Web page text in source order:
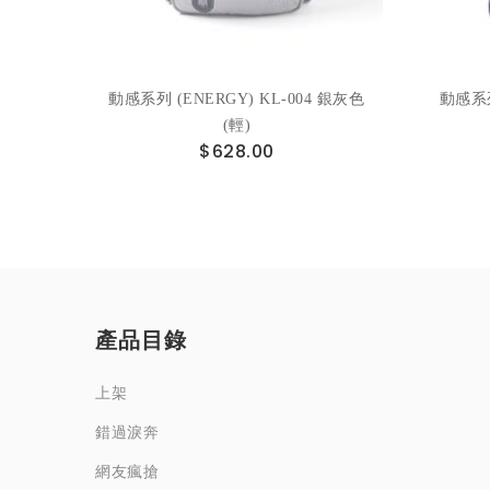
動感系列 (ENERGY) KL-004 銀灰色
(輕)
$628.00
動感
產品目錄
上架
錯過淚奔
網友瘋搶